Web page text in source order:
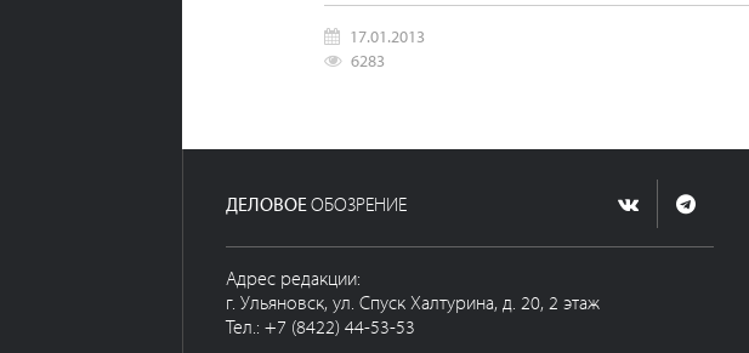
17.01.2013
6283
ДЕЛОВОЕОБОЗРЕНИЕ
Адрес редакции:
г. Ульяновск, ул. Спуск Халтурина, д. 20, 2 этаж
Тел.: +7 (8422) 44-53-53